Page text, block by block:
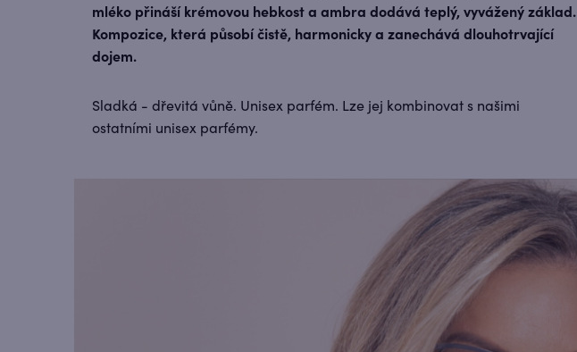
mléko přináší krémovou hebkost a ambra dodává teplý, vyvážený základ.
Kompozice, která působí čistě, harmonicky a zanechává dlouhotrvající
dojem.
Sladká - dřevitá vůně. Unisex parfém. Lze jej kombinovat s našimi
ostatními unisex parfémy.